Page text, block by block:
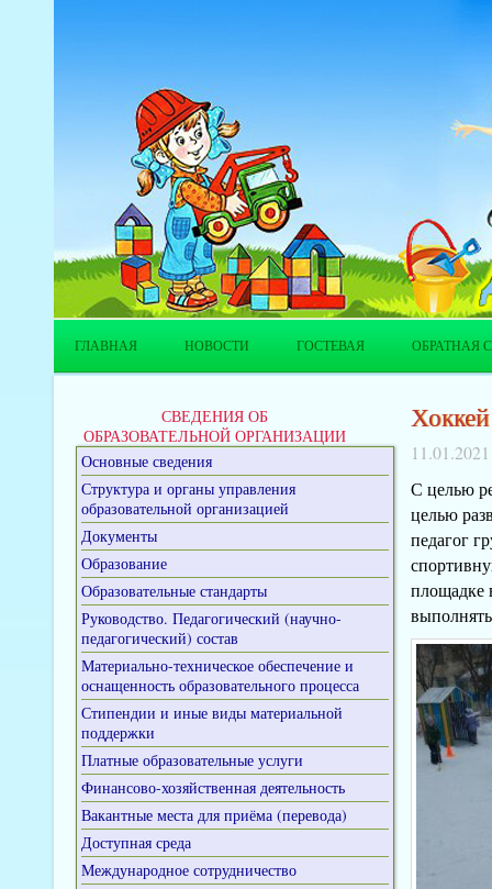
ГЛАВНАЯ НОВОСТИ ГОСТЕВАЯ ОБРАТНАЯ
СВЕДЕНИЯ ОБ
ОБРАЗОВАТЕЛЬНОЙ ОРГАНИЗАЦИИ
Основные сведения
Структура и органы управления
образовательной организацией
Документы
Образование
Образовательные стандарты
Руководство. Педагогический (научно-
педагогический) состав
Материально-техническое обеспечение и
оснащенность образовательного процесса
Стипендии и иные виды материальной
поддержки
Платные образовательные услуги
Финансово-хозяйственная деятельность
Вакантные места для приёма (перевода)
Доступная среда
Международное сотрудничество
11.01.2021
С целью
целью
педагог
площадке